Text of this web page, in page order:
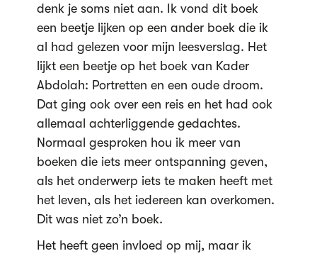
denk je soms niet aan. Ik vond dit boek
een beetje lijken op een ander boek die ik
al had gelezen voor mijn leesverslag. Het
lijkt een beetje op het boek van Kader
Abdolah: Portretten en een oude droom.
Dat ging ook over een reis en het had ook
allemaal achterliggende gedachtes.
Normaal gesproken hou ik meer van
boeken die iets meer ontspanning geven,
als het onderwerp iets te maken heeft met
het leven, als het iedereen kan overkomen.
Dit was niet zo’n boek.
Het heeft geen invloed op mij, maar ik